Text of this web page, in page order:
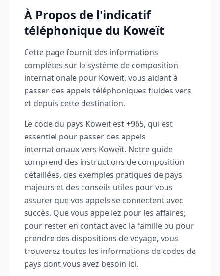
À Propos de l'indicatif
téléphonique du Koweït
Cette page fournit des informations
complètes sur le système de composition
internationale pour Koweït, vous aidant à
passer des appels téléphoniques fluides vers
et depuis cette destination.
Le code du pays Koweït est +965, qui est
essentiel pour passer des appels
internationaux vers Koweït. Notre guide
comprend des instructions de composition
détaillées, des exemples pratiques de pays
majeurs et des conseils utiles pour vous
assurer que vos appels se connectent avec
succès. Que vous appeliez pour les affaires,
pour rester en contact avec la famille ou pour
prendre des dispositions de voyage, vous
trouverez toutes les informations de codes de
pays dont vous avez besoin ici.